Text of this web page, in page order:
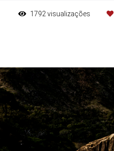
1792 visualizações